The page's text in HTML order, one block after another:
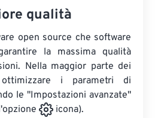
qualità
open source che software
la massima qualità
Nella maggior parte dei
i parametri di
le "Impostazioni avanzate"
icona).